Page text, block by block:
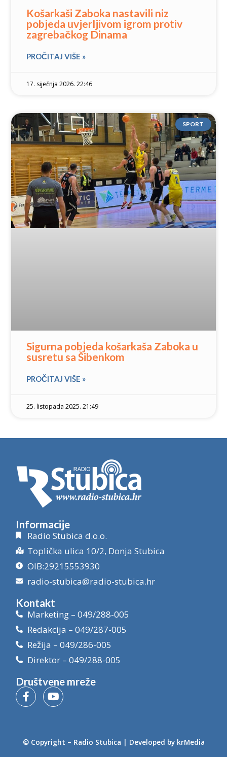
Košarkaši Zaboka nastavili niz
pobjeda uvjerljivom igrom protiv
zagrebačkog Dinama
PROČITAJ VIŠE »
17. siječnja 2026. 22:46
SPORT
Sigurna pobjeda košarkaša Zaboka u
susretu sa Šibenkom
PROČITAJ VIŠE »
25. listopada 2025. 21:49
Informacije
Radio Stubica d.o.o.
Toplička ulica 10/2, Donja Stubica
OIB:29215553930
radio-stubica@radio-stubica.hr
Kontakt
Marketing – 049/288-005
Redakcija – 049/287-005
Režija – 049/286-005
Direktor – 049/288-005
Društvene mreže
© Copyright – Radio Stubica | Developed by krMedia